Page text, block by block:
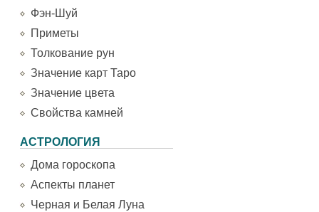
Фэн-Шуй
Приметы
Толкование рун
Значение карт Таро
Значение цвета
Свойства камней
АСТРОЛОГИЯ
Дома гороскопа
Аспекты планет
Черная и Белая Луна